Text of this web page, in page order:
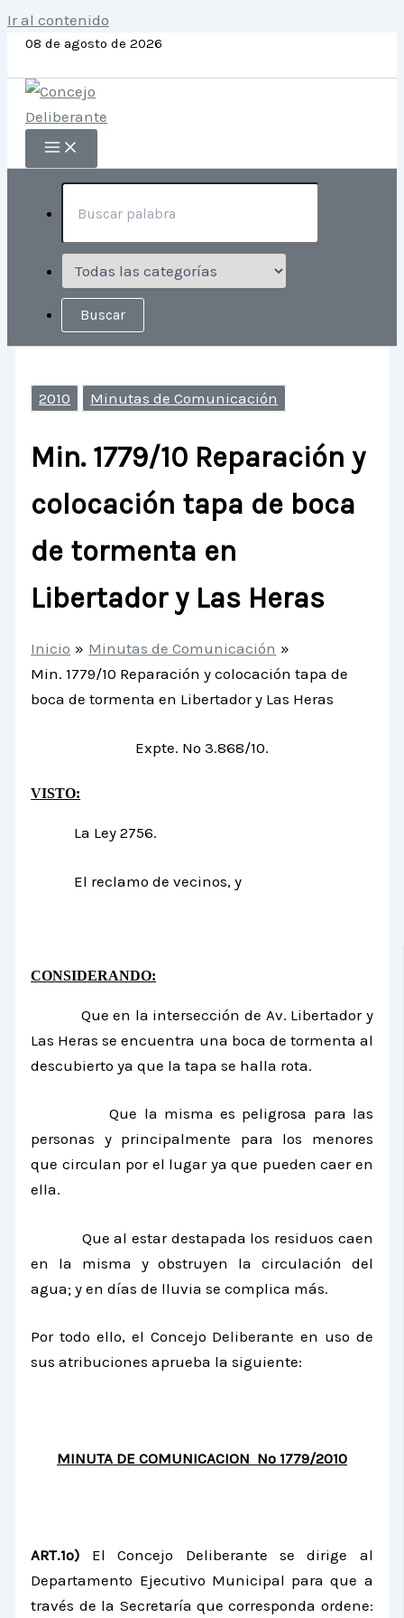
Ir al contenido
08 de agosto de 2026
2010 Minutas de Comunicación
Min. 1779/10 Reparación y
colocación tapa de boca
de tormenta en
Libertador y Las Heras
Inicio
Minutas de Comunicación
Min. 1779/10 Reparación y colocación tapa de
boca de tormenta en Libertador y Las Heras
Expte. Nº 3.868/10.
VISTO:
La Ley 2756.
El reclamo de vecinos, y
CONSIDERANDO:
Que en la intersección de Av. Libertador y
Las Heras se encuentra una boca de tormenta al
descubierto ya que la tapa se halla rota.
Que la misma es peligrosa para las
personas y principalmente para los menores
que circulan por el lugar ya que pueden caer en
ella.
Que al estar destapada los residuos caen
en la misma y obstruyen la circulación del
agua; y en días de lluvia se complica más.
Por todo ello, el Concejo Deliberante en uso de
sus atribuciones aprueba la siguiente:
MINUTA DE COMUNICACION Nº 1779/2010
ART.1º) El Concejo Deliberante se dirige al
Departamento Ejecutivo Municipal para que a
través de la Secretaría que corresponda ordene: